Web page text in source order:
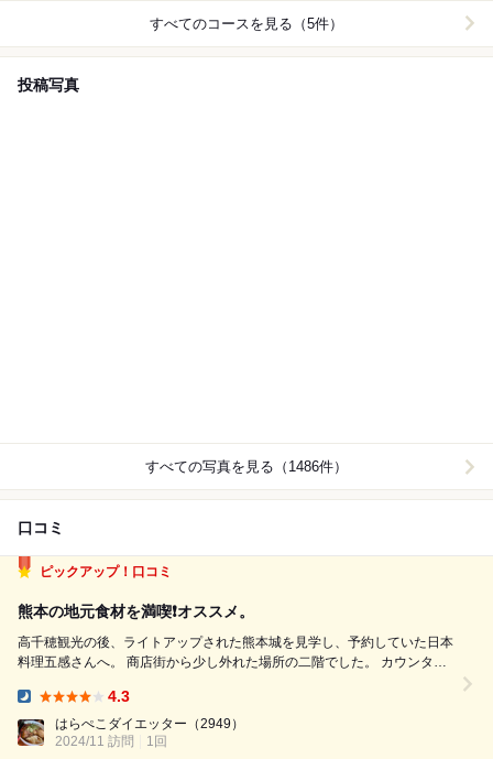
すべてのコースを見る（5件）
投稿写真
すべての写真を見る（1486件）
口コミ
ピックアップ！口コミ
熊本の地元食材を満喫❗️オススメ。
高千穂観光の後、ライトアップされた熊本城を見学し、予約していた日本
料理五感さんへ。 商店街から少し外れた場所の二階でした。 カウンター
んのライブ感ある調理が見られて最高だと思います。もっと見たかった…
笑。 料理もお酒...
4.3
はらぺこダイエッター （2949）
2024/11 訪問
1回